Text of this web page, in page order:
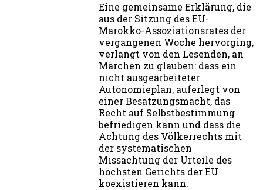
Eine gemeinsame Erklärung, die
aus der Sitzung des EU-
Marokko-Assoziationsrates der
vergangenen Woche hervorging,
verlangt von den Lesenden, an
Märchen zu glauben: dass ein
nicht ausgearbeiteter
Autonomieplan, auferlegt von
einer Besatzungsmacht, das
Recht auf Selbstbestimmung
befriedigen kann und dass die
Achtung des Völkerrechts mit
der systematischen
Missachtung der Urteile des
höchsten Gerichts der EU
koexistieren kann.